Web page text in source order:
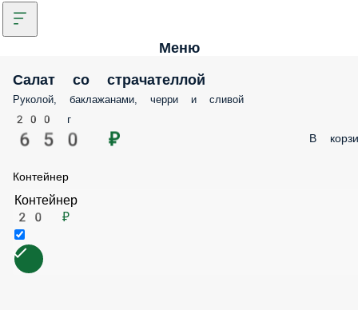
Меню
Салат со страчателлой
Руколой, баклажанами, черри и сливой
200 г
650 ₽ В
Контейнер
Контейнер
20 ₽